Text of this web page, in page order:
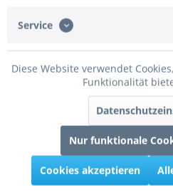
Goodtimes Folienkonfetti 3cm
Bewertungen
0
Bewertungen lesen, schreiben
Infos zum Hersteller
Folgende Infos zum Hersteller
Service
Diese Website verwendet
Funktionalität
Nur funktionale
Cookies akzeptieren